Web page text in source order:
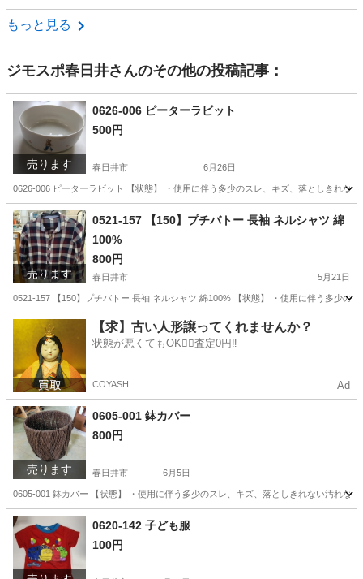
愛知 清須市
もっと見る
ジモスポ春日井さんのその他の投稿記事：
売ります
0626-006 ピーターラビット
500円
春日井市 6月26日
0626-006 ピーターラビット 【状態】 ・使用に伴う多少のスレ、キズ、落としきれ
愛知 春日井市 ピーターラビット
売ります
0521-157 【150】プチバトー 長袖 ネルシャツ 綿
100%
800円
春日井市 5月21日
0521-157 【150】プチバトー 長袖 ネルシャツ 綿100% 【状態】 ・使用に伴う多少の
シャツ ネルシャツ
【求】古い人形譲ってくれませんか？
状態が悪くてもOK🙆‍♀️査定0円‼️
COYASH Ad
売ります
0605-001 鉢カバー
800円
春日井市 6月5日
0605-001 鉢カバー 【状態】 ・使用に伴う多少のスレ、キズ、落としきれない汚れ
愛知 春日井市 現地
0620-142 子ども服
100円